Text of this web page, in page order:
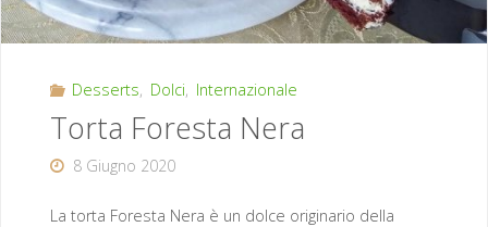
Desserts, Dolci, Internazionale
Torta Foresta Nera
8 Giugno 2020
La torta Foresta Nera è un dolce originario della